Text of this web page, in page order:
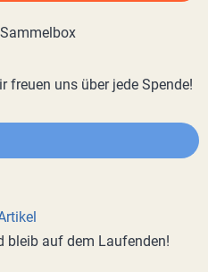
freuen uns über jede Spende!
bleib auf dem Laufenden!